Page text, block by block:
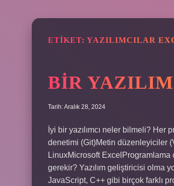
ETIKET: YAZILIMCILAR
BIR
Tarih: Aralık 28, 2024
İyi bir yazılımcı neler bilmeli? Her
denetimi (Git)Metin düzenleyiciler
LinuxMicrosoft ExcelProgramlama
gerekir? Yazılım geliştiricisi olma
JavaScript, C++ gibi birçok farklı